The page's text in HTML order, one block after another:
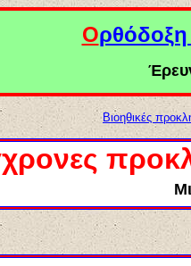
Ορθόδοξη
Βιοηθικές